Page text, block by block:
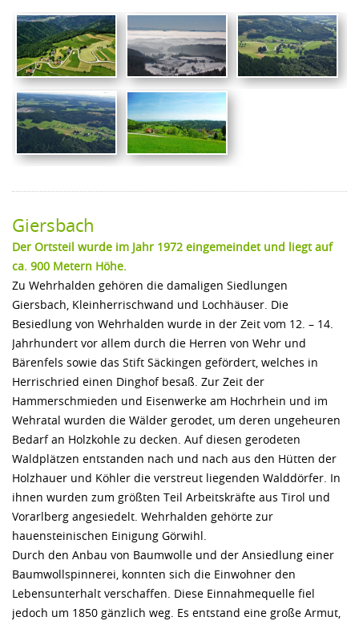
Giersbach
Der Ortsteil wurde im Jahr 1972 eingemeindet und liegt auf
ca. 900 Metern Höhe.
Zu Wehrhalden gehören die damaligen Siedlungen
Giersbach, Kleinherrischwand und Lochhäuser. Die
Besiedlung von Wehrhalden wurde in der Zeit vom 12. – 14.
Jahrhundert vor allem durch die Herren von Wehr und
Bärenfels sowie das Stift Säckingen gefördert, welches in
Herrischried einen Dinghof besaß. Zur Zeit der
Hammerschmieden und Eisenwerke am Hochrhein und im
Wehratal wurden die Wälder gerodet, um deren ungeheuren
Bedarf an Holzkohle zu decken. Auf diesen gerodeten
Waldplätzen entstanden nach und nach aus den Hütten der
Holzhauer und Köhler die verstreut liegenden Walddörfer. In
ihnen wurden zum größten Teil Arbeitskräfte aus Tirol und
Vorarlberg angesiedelt. Wehrhalden gehörte zur
hauensteinischen Einigung Görwihl.
Durch den Anbau von Baumwolle und der Ansiedlung einer
Baumwollspinnerei, konnten sich die Einwohner den
Lebensunterhalt verschaffen. Diese Einnahmequelle fiel
jedoch um 1850 gänzlich weg. Es entstand eine große Armut,